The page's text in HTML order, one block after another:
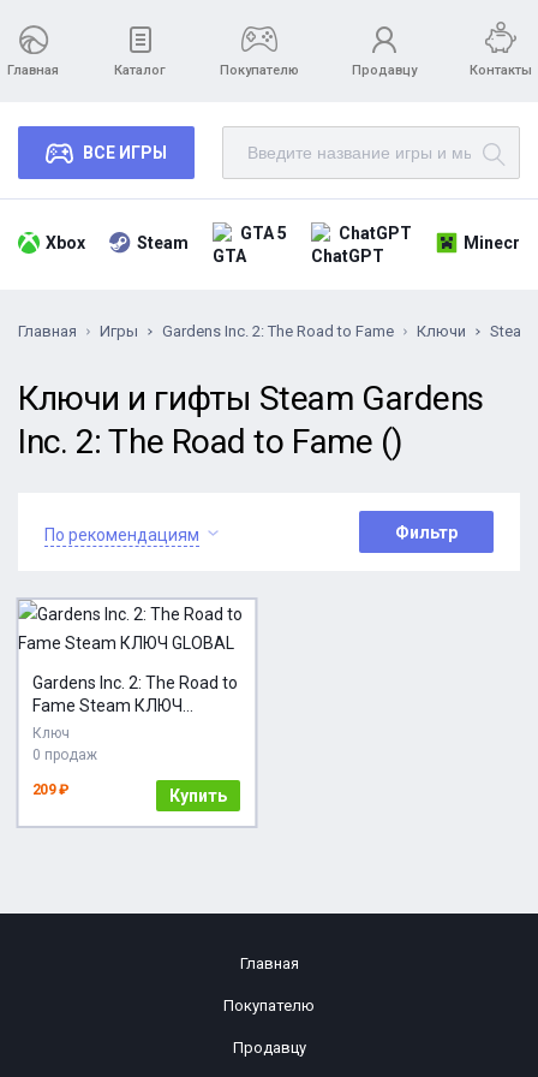
Главная Каталог Покупателю Продавцу Контакты
ВСЕ ИГРЫ
Xbox Steam GTA 5 ChatGPT
Главная Игры Gardens Inc. 2: The Road to Fame Ключи Steam
Ключи и гифты Steam Gardens
Inc. 2: The Road to Fame ()
По рекомендациям Фильтр
Gardens Inc. 2: The Road to
Fame Steam КЛЮЧ
GLOBAL
Ключ
0 продаж
209 ₽ Купить
Главная
Покупателю
Продавцу